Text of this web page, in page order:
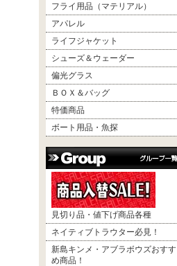
フライ用品（マテリアル）
アパレル
ライフジャケット
シューズ＆ウェーダー
偏光グラス
ＢＯＸ＆バッグ
特価商品
ボート用品・魚探
見切り品・値下げ商品各種
ネイティブトラウター必見！
新島キンメ・アブラボウズおすす
め商品！